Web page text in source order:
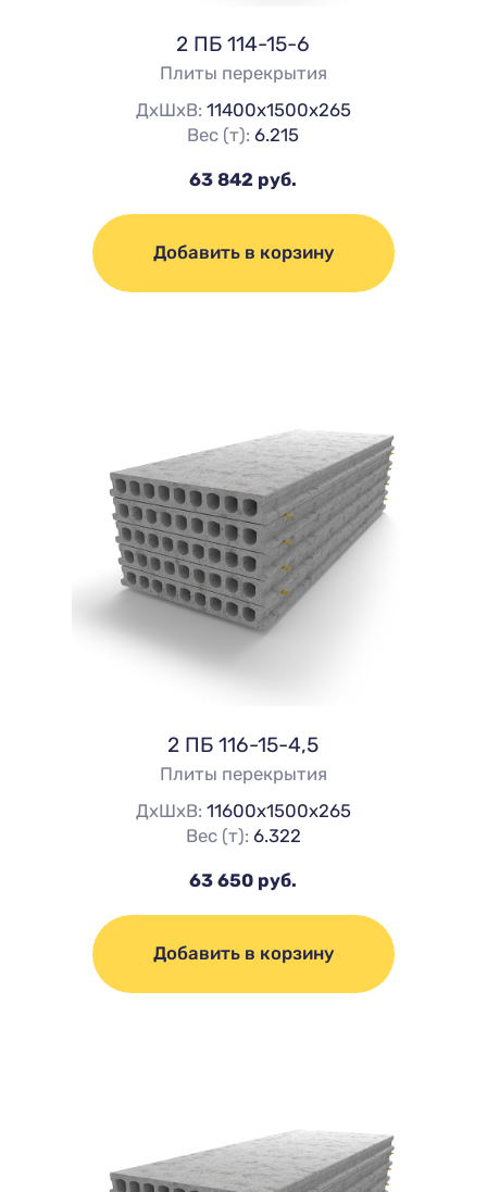
2 ПБ 114-15-6
Плиты перекрытия
ДхШхВ: 11400х1500х265
Вес (т):6.215
63 842 руб.
Добавить в корзину
2 ПБ 116-15-4,5
Плиты перекрытия
ДхШхВ: 11600х1500х265
Вес (т): 6.322
63 650 руб.
Добавить в корзину